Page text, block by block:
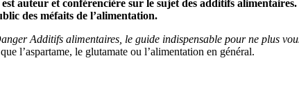
auteur et conférencière sur le sujet des additifs
des méfaits de l’alimentation.
Additifs alimentaires, le guide indispensable pour ne plus
l’aspartame, le glutamate ou l’alimentation en général.